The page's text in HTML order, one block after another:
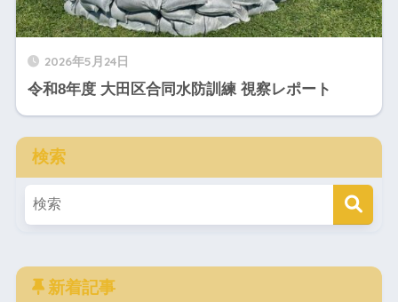
2026年5月24日
令和8年度 大田区合同水防訓練 視察レポート
検索
新着記事